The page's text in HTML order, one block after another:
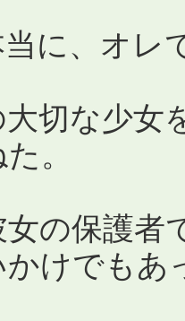
に、オレ
切な少女
。
の保護者
かけでもあ